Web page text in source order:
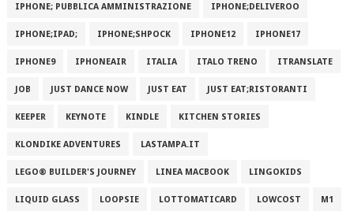
IPHONE; PUBBLICA AMMINISTRAZIONE IPHONE;DELIVEROO
IPHONE;IPAD; IPHONE;SHPOCK IPHONE12 IPHONE17
IPHONE9 IPHONEAIR ITALIA ITALO TRENO ITRANSLATE
JOB JUST DANCE NOW JUST EAT JUST EAT;RISTORANTI
KEEPER KEYNOTE KINDLE KITCHEN STORIES
KLONDIKE ADVENTURES LASTAMPA.IT
LEGO® BUILDER'S JOURNEY LINEA MACBOOK LINGOKIDS
LIQUID GLASS LOOPSIE LOTTOMATICARD LOWCOST M1